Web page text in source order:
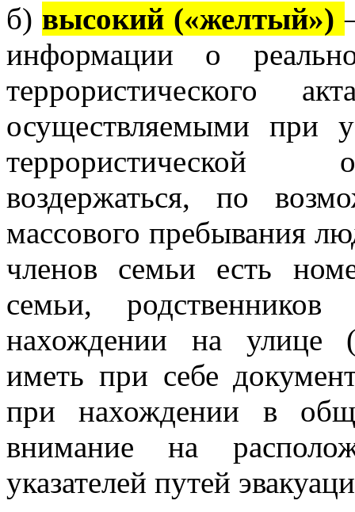
б) высокий («желтый»)
информации о
террористического
осуществляемыми при
террористической
воздержаться, по
массового пребывания
членов семьи есть
семьи,
нахождении на улице
иметь при себе
при нахождении в
внимание на
указателей путей